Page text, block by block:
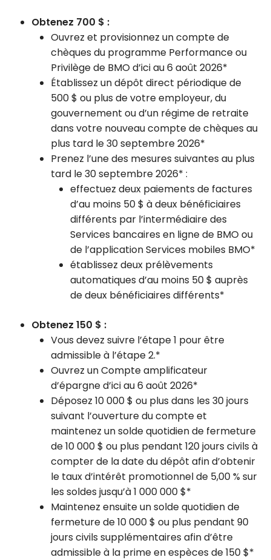
Obtenez 700 $ :
Ouvrez et provisionnez un compte de
chèques du programme Performance ou
Privilège de BMO d’ici au 6 août 2026*
Établissez un dépôt direct périodique de
500 $ ou plus de votre employeur, du
gouvernement ou d’un régime de retraite
dans votre nouveau compte de chèques au
plus tard le 30 septembre 2026*
Prenez l’une des mesures suivantes au plus
tard le 30 septembre 2026* :
effectuez deux paiements de factures
d’au moins 50 $ à deux bénéficiaires
différents par l’intermédiaire des
Services bancaires en ligne de BMO ou
de l’application Services mobiles BMO*
établissez deux prélèvements
automatiques d’au moins 50 $ auprès
de deux bénéficiaires différents*
Obtenez 150 $ :
Vous devez suivre l’étape 1 pour être
admissible à l’étape 2.*
Ouvrez un Compte amplificateur
d’épargne d’ici au 6 août 2026*
Déposez 10 000 $ ou plus dans les 30 jours
suivant l’ouverture du compte et
maintenez un solde quotidien de fermeture
de 10 000 $ ou plus pendant 120 jours civils à
compter de la date du dépôt afin d’obtenir
le taux d’intérêt promotionnel de 5,00 % sur
les soldes jusqu’à 1 000 000 $*
Maintenez ensuite un solde quotidien de
fermeture de 10 000 $ ou plus pendant 90
jours civils supplémentaires afin d’être
admissible à la prime en espèces de 150 $*